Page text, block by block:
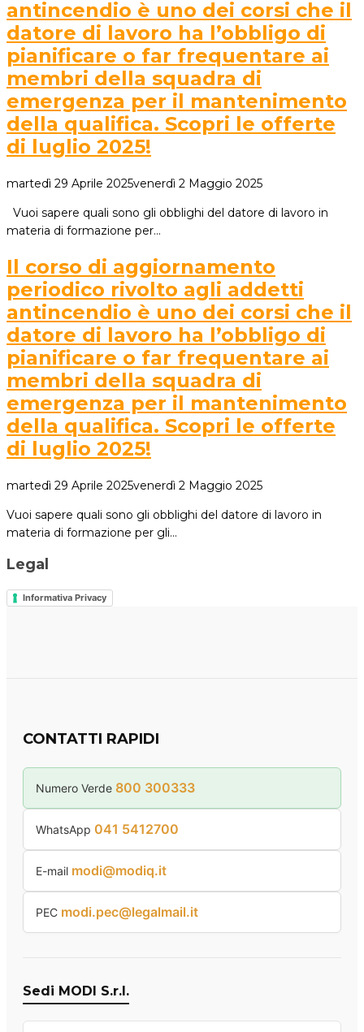
antincendio è uno dei corsi che il
datore di lavoro ha l’obbligo di
pianificare o far frequentare ai
membri della squadra di
emergenza per il mantenimento
della qualifica. Scopri le offerte
di luglio 2025!
martedì 29 Aprile 2025venerdì 2 Maggio 2025
Vuoi sapere quali sono gli obblighi del datore di lavoro in
materia di formazione per…
Il corso di aggiornamento
periodico rivolto agli addetti
antincendio è uno dei corsi che il
datore di lavoro ha l’obbligo di
pianificare o far frequentare ai
membri della squadra di
emergenza per il mantenimento
della qualifica. Scopri le offerte
di luglio 2025!
martedì 29 Aprile 2025venerdì 2 Maggio 2025
Vuoi sapere quali sono gli obblighi del datore di lavoro in
materia di formazione per gli…
Legal
Informativa Privacy
CONTATTI RAPIDI
Numero Verde 800 300333
WhatsApp 041 5412700
E-mail modi@modiq.it
PEC modi.pec@legalmail.it
Sedi MODI S.r.l.